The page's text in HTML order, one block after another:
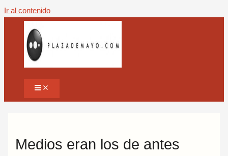
Ir al contenido
Medios eran los de antes